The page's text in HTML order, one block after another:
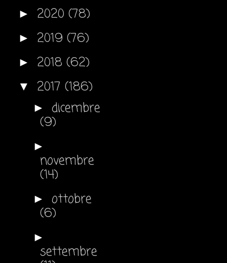
► 2020 (78)
► 2019 (76)
► 2018 (62)
▼ 2017 (186)
► dicembre
(9)
►
novembre
(14)
► ottobre
(6)
►
settembre